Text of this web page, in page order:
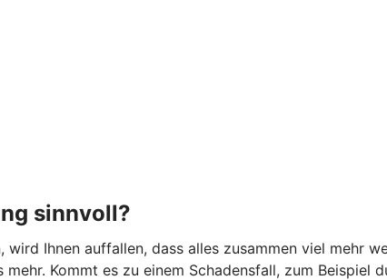
sinnvoll?
wird Ihnen auffallen, dass alles zusammen viel mehr
Kommt es zu einem Schadensfall, zum